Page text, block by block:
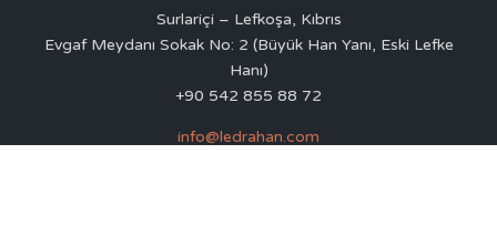
Surlariçi – Lefkoşa, Kıbrıs
Evgaf Meydanı Sokak No: 2 (Büyük Han Yanı, Eski Lefke
Hanı)
+90 542 855 88 72
info@ledrahan.com